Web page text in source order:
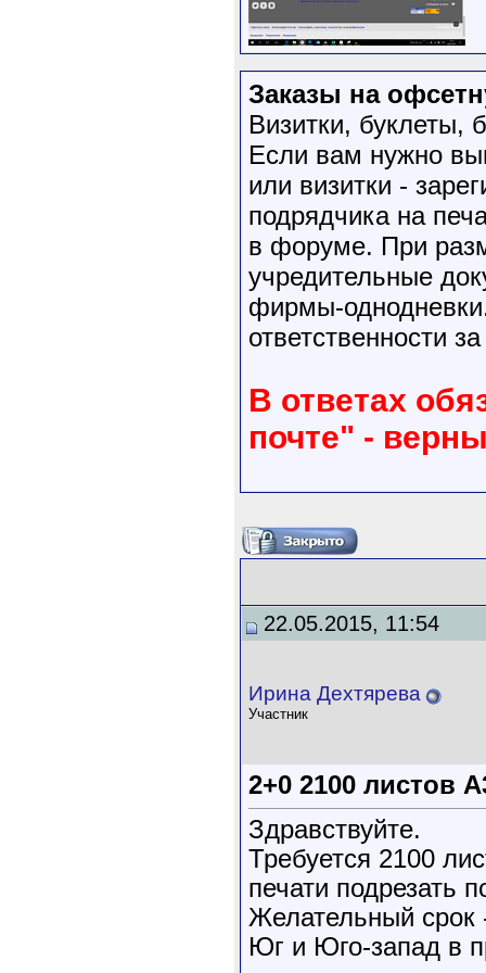
Заказы на
Визитки, буклеты,
Если вам нужно
или визитки -
подрядчика на
в форуме. При
учредительные
фирмы-
ответственности
В ответах
почте" -
22.05.2015, 11:54
Ирина Дехтярева
Участник
2+0 2100 листов
Здравствуйте.
Требуется 2100
печати подрезать
Желательный срок
Юг и Юго-запад в